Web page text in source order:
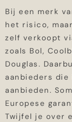
Bij een merk
het risico,
zelf verkoopt
zoals Bol,
Douglas.
aanbieders
aanbieden.
Europese
Twijfel je over